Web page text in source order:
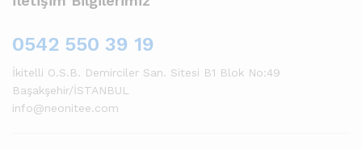
0542 550 39 19
İkitelli O.S.B. Demirciler San. Sitesi B1 Blok No:49
Başakşehir/İSTANBUL
info@neonitee.com